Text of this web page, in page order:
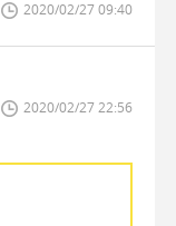
2020/02/27 09:40
2020/02/27 22:56